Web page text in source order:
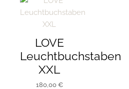
LOVE
Leuchtbuchstaben
XXL
180,00 €